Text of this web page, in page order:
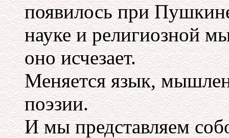
появилось при
науке и религиозной
оно исчезает.
Меняется язык,
поэзии.
И мы представляем